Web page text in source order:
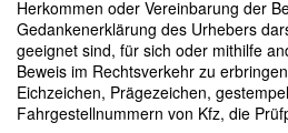
Herkommen oder Vereinbarung der
Gedankenerklärung des Urhebers
geeignet sind, für sich oder mithilfe
Beweis im Rechtsverkehr zu
Eichzeichen, Prägezeichen,
Fahrgestellnummern von Kfz, die